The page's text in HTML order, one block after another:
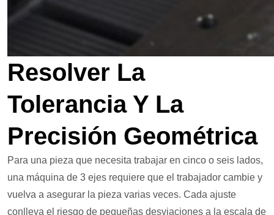
Resolver La
Tolerancia Y La
Precisión Geométrica
Para una pieza que necesita trabajar en cinco o seis lados,
una máquina de 3 ejes requiere que el trabajador cambie y
vuelva a asegurar la pieza varias veces. Cada ajuste
conlleva el riesgo de pequeñas desviaciones a la escala de